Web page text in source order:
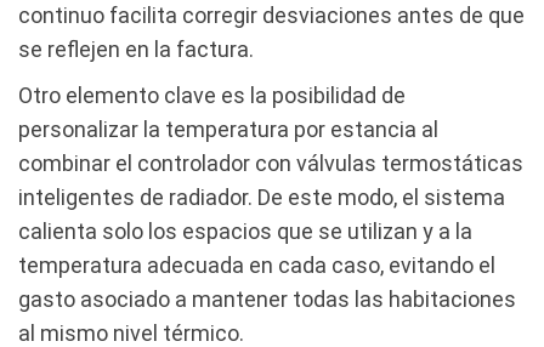
continuo facilita corregir desviaciones antes de que
se reflejen en la factura.
Otro elemento clave es la posibilidad de
personalizar la temperatura por estancia al
combinar el controlador con válvulas termostáticas
inteligentes de radiador. De este modo, el sistema
calienta solo los espacios que se utilizan y a la
temperatura adecuada en cada caso, evitando el
gasto asociado a mantener todas las habitaciones
al mismo nivel térmico.